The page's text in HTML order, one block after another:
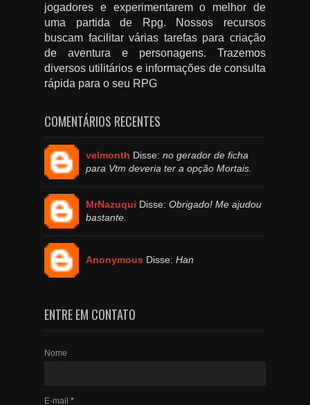
jogadores e experimentarem o melhor de
uma partida de Rpg. Nossos recursos
buscam facilitar várias tarefas para criação
de aventura e personagens. Trazemos
diversos utilitários e informações de consulta
rápida para o seu RPG
COMENTÁRIOS RECENTES
velmonth Disse: no gerador de ficha
para Vtm deveria ter a opção Mortais.
MrNazuqui Disse: Obrigado! Me ajudou
bastante.
Anonymous Disse: Han
ENTRE EM CONTATO
Nome
E-mail *